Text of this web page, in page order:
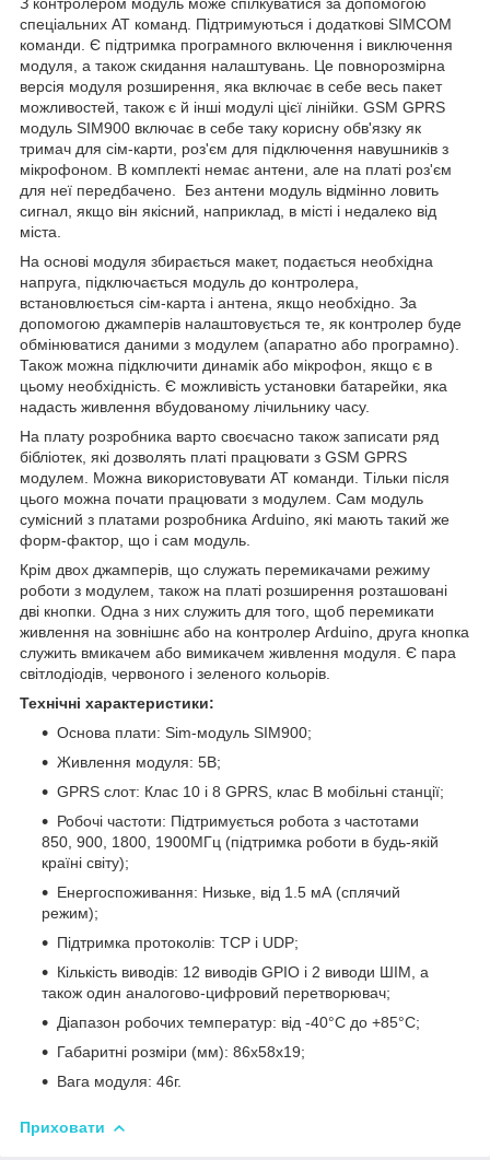
спеціальних АТ команд. Підтримуються і додаткові SIMCOM
команди. Є підтримка програмного включення і виключення
модуля, а також скидання налаштувань. Це повнорозмірна
версія модуля розширення, яка включає в себе весь пакет
можливостей, також є й інші модулі цієї лінійки. GSM GPRS
модуль SIM900 включає в себе таку корисну обв'язку як
тримач для сім-карти, роз'єм для підключення навушників з
мікрофоном. В комплекті немає антени, але на платі роз'єм
для неї передбачено. Без антени модуль відмінно ловить
сигнал, якщо він якісний, наприклад, в місті і недалеко від
міста.
На основі модуля збирається макет, подається необхідна
напруга, підключається модуль до контролера,
встановлюється сім-карта і антена, якщо необхідно. За
допомогою джамперів налаштовується те, як контролер буде
обмінюватися даними з модулем (апаратно або програмно).
Також можна підключити динамік або мікрофон, якщо є в
цьому необхідність. Є можливість установки батарейки, яка
надасть живлення вбудованому лічильнику часу.
На плату розробника варто своєчасно також записати ряд
бібліотек, які дозволять платі працювати з GSM GPRS
модулем. Можна використовувати АТ команди. Тільки після
цього можна почати працювати з модулем. Сам модуль
сумісний з платами розробника Arduino, які мають такий же
форм-фактор, що і сам модуль.
Крім двох джамперів, що служать перемикачами режиму
роботи з модулем, також на платі розширення розташовані
дві кнопки. Одна з них служить для того, щоб перемикати
живлення на зовнішнє або на контролер Arduino, друга кнопка
служить вмикачем або вимикачем живлення модуля. Є пара
світлодіодів, червоного і зеленого кольорів.
Технічні характеристики:
Основа плати: Sim-модуль SIM900;
Живлення модуля: 5В;
GPRS слот: Клас 10 і 8 GPRS, клас В мобільні станції;
Робочі частоти: Підтримується робота з частотами
850, 900, 1800, 1900МГц (підтримка роботи в будь-якій
країні світу);
Енергоспоживання: Низьке, від 1.5 мА (сплячий
режим);
Підтримка протоколів: TCP і UDP;
Кількість виводів: 12 виводів GPIO і 2 виводи ШІМ, а
також один аналогово-цифровий перетворювач;
Діапазон робочих температур: від -40°C до +85°C;
Габаритні розміри (мм): 86х58х19;
Вага модуля: 46г.
Приховати